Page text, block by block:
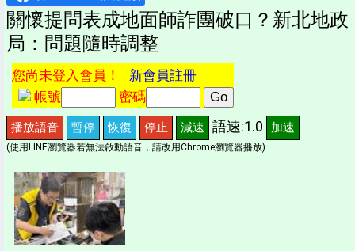
關懷提問表成地面師詐團破口？新北地政
局：問題隨時調整
您尚未登入會員！ 新會員註冊
帳號
密碼
播放語音 暫停 恢復 停止 減速 語速:1.0 加速
(使用LINE瀏覽器若無法啟動語音，請改用Chrome瀏覽器播放)